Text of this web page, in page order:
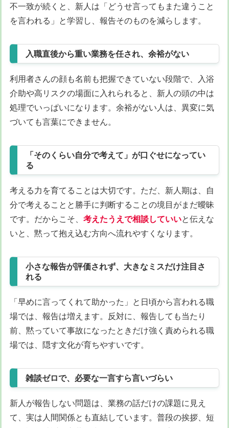
不一致が続くと、新人は「どうせ言ってもまた違うこと
を言われる」と学習し、報告そのものを減らします。
入職直後から重い業務を任され、余裕がない
利用者さんの顔も名前も把握できていない段階で、入浴
介助や高リスクの場面に入れられると、新人の頭の中は
処理でいっぱいになります。余裕がない人は、異変に気
づいても言葉にできません。
「そのくらい自分で考えて」が口ぐせになってい
る
考える力を育てることは大切です。ただ、新人期は、自
分で考えることと勝手に判断することの境目がまだ曖昧
です。だからこそ、 考えたうえで相談していいと伝えな
いと、黙って抱え込む方向へ流れやすくなります。
小さな報告が評価されず、大きなミスだけ注目さ
れる
「早めに言ってくれて助かった」と日頃から言われる職
場では、報告は増えます。反対に、報告しても当たり
前、黙っていて事故になったときだけ強く責められる職
場では、隠す文化が育ちやすいです。
雑談ゼロで、必要な一言すら言いづらい
新人が報告しない問題は、業務の話だけの課題に見え
て、実は人間関係とも直結しています。普段の挨拶、短